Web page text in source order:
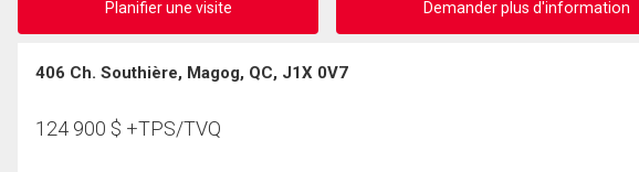
Planifier une visite Demander plus d'information
406 Ch. Southière, Magog, QC, J1X 0V7
124 900 $ +TPS/TVQ